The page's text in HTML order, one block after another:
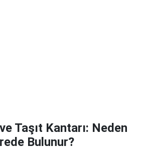
Taşıt Kantarı: Neden
Bulunur?